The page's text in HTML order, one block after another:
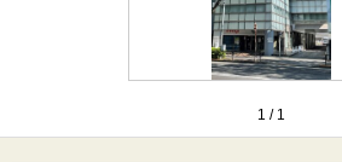
TOP
1 / 1